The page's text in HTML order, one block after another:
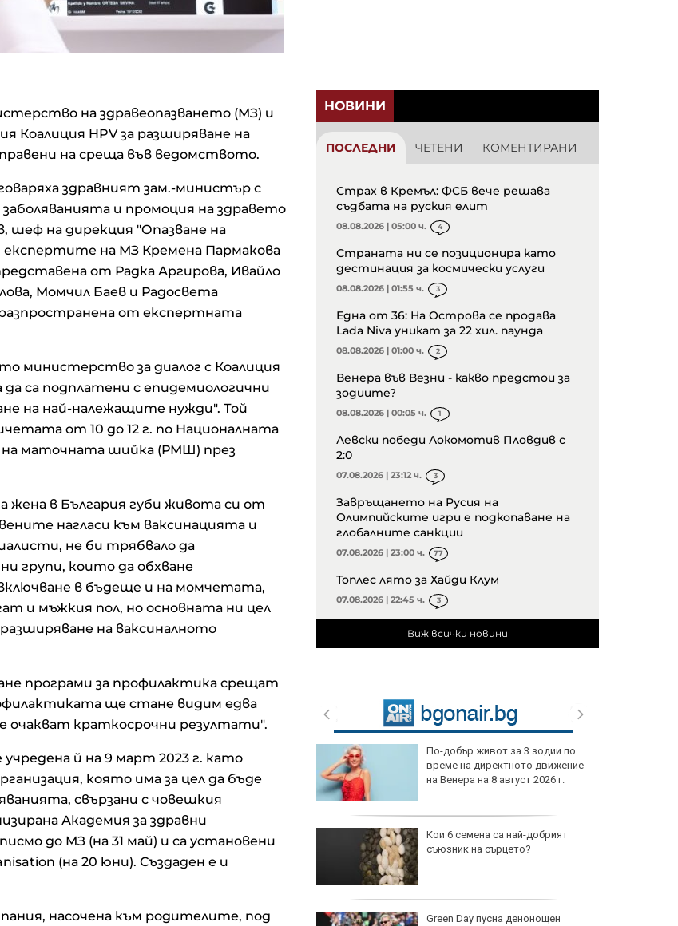
на здравеопазването (МЗ) и
Коалиция HPV за разширяване на
на среща във ведомството.
здравният зам.-министър с
и промоция на здравето
шеф на дирекция "Опазване на
на МЗ Кремена Пармакова
от Радка Аргирова, Ивайло
Момчил Баев и Радосвета
от експертната
министерство за диалог с Коалиция
са подплатени с епидемиологични
на най-належащите нужди". Той
от 10 до 12 г. по Националната
на маточната шийка (РМШ) през
жена в България губи живота си от
нагласи към ваксинацията и
не би трябвало да
групи, които да обхване
в бъдеще и на момчетата,
и мъжкия пол, но основната ни цел
на ваксиналното
програми за профилактика срещат
ще стане видим едва
очакват краткосрочни резултати".
й на 9 март 2023 г. като
която има за цел да бъде
свързани с човешкия
Академия за здравни
до МЗ (на 31 май) и са установени
(на 20 юни). Създаден е и
насочена към родителите, под
НОВИНИ
ПОСЛЕДНИ ЧЕТЕНИ КОМЕНТИРАНИ
Страх в Кремъл: ФСБ вече решава
съдбата на руския елит
08.08.2026 | 05:00 ч. 4
Страната ни се позиционира като
дестинация за космически услуги
08.08.2026 | 01:55 ч. 3
Една от 36: На Острова се продава
Lada Niva уникат за 22 хил. паунда
08.08.2026 | 01:00 ч. 2
Венера във Везни - какво предстои за
зодиите?
08.08.2026 | 00:05 ч. 1
Левски победи Локомотив Пловдив с
2:0
07.08.2026 | 23:12 ч. 3
Завръщането на Русия на
Олимпийските игри е подкопаване на
глобалните санкции
07.08.2026 | 23:00 ч. 77
Топлес лято за Хайди Клум
07.08.2026 | 22:45 ч. 3
Виж всички новини
S&P 500 записа нов рекорд в
очакване на отварянето на
Ормузкия проток
Кадър на деня за 7 август
Кредитите у нас нараснаха с
По-добър живот за 3 зодии по
време на директното движение
на Венера на 8 август 2026 г.
Кои 6 семена са най-добрият
съюзник на сърцето?
Green Day пусна денонощен